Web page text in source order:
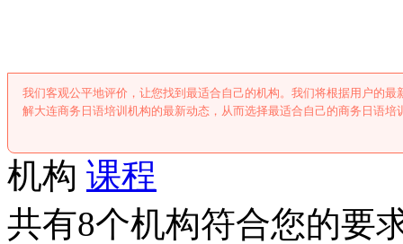
我们客观公平地评价，让您找到最适合自己的机构。我们将根据用户的
解大连商务日语培训机构的最新动态，从而选择最适合自己的商务日语培
机构 课程
共有8个机构符合您的要